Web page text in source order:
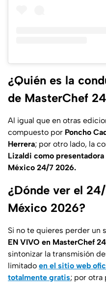
¿Quién es la
de MasterChef
Al igual que en otras
compuesto por Poncho
Herrera; por otro lado, la
Lizaldi como
México 24/7 2026.
¿Dónde ver el
México 2026?
Si no te quieres perder un
EN VIVO en MasterChef
sintonizar la transmisión
limitado en el sitio web
totalmente gratis; por otra